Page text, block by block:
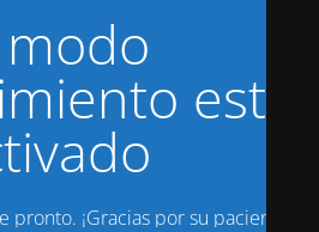
modo
está
¡Gracias por su paciencia!